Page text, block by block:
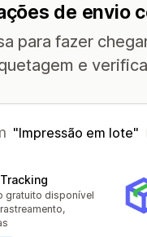
de envio
para fazer
e
Impressão em lote
gratuito disponível